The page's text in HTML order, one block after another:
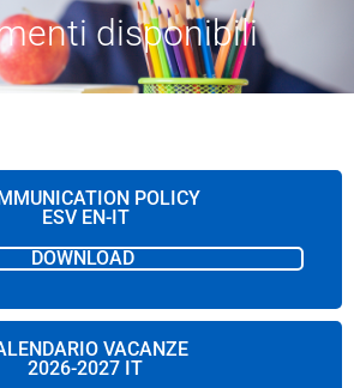
disponibili
POLICY
ESV EN-IT
DOWNLOAD
VACANZE
2026-2027 IT